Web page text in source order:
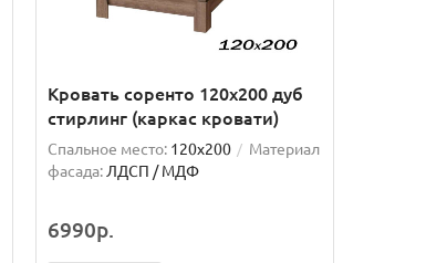
Кровать соренто 120х200 дуб
стирлинг (каркас кровати)
Спальное место: 120x200
Материал
фасада: ЛДСП / МДФ
6990р.